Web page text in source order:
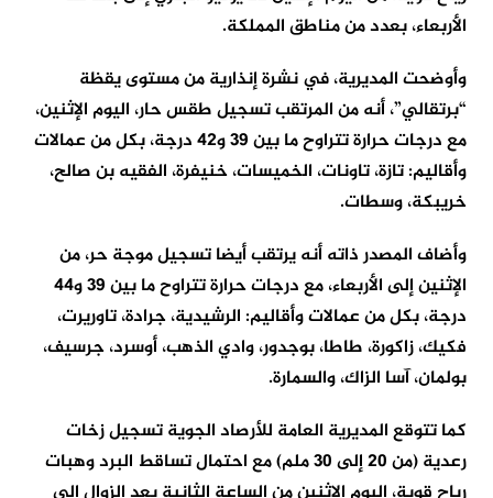
الأربعاء، بعدد من مناطق المملكة.
وأوضحت المديرية، في نشرة إنذارية من مستوى يقظة
“برتقالي”، أنه من المرتقب تسجيل طقس حار، اليوم الإثنين،
مع درجات حرارة تتراوح ما بين 39 و42 درجة، بكل من عمالات
وأقاليم: تازة، تاونات، الخميسات، خنيفرة، الفقيه بن صالح،
خريبكة، وسطات.
وأضاف المصدر ذاته أنه يرتقب أيضا تسجيل موجة حر، من
الإثنين إلى الأربعاء، مع درجات حرارة تتراوح ما بين 39 و44
درجة، بكل من عمالات وأقاليم: الرشيدية، جرادة، تاوريرت،
فكيك، زاكورة، طاطا، بوجدور، وادي الذهب، أوسرد، جرسيف،
بولمان، آسا الزاك، والسمارة.
كما تتوقع المديرية العامة للأرصاد الجوية تسجيل زخات
رعدية (من 20 إلى 30 ملم) مع احتمال تساقط البرد وهبات